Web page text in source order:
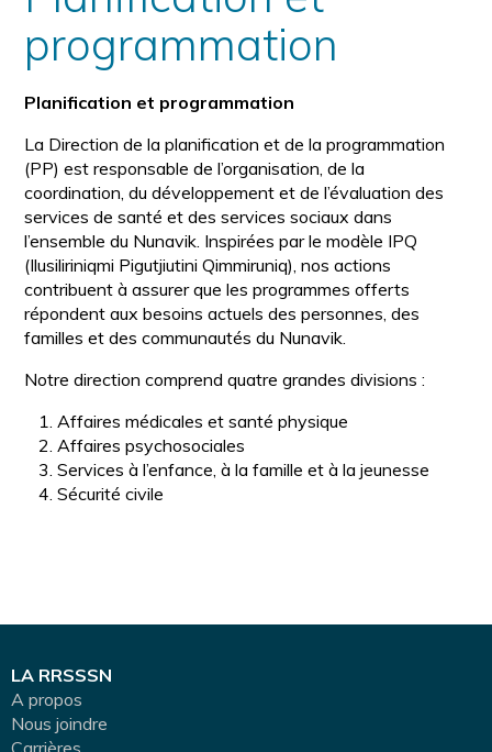
programmation
Planification et programmation
La Direction de la planification et de la programmation
(PP) est responsable de l’organisation, de la
coordination, du développement et de l’évaluation des
services de santé et des services sociaux dans
l’ensemble du Nunavik. Inspirées par le modèle IPQ
(Ilusiliriniqmi Pigutjiutini Qimmiruniq), nos actions
contribuent à assurer que les programmes offerts
répondent aux besoins actuels des personnes, des
familles et des communautés du Nunavik.
Notre direction comprend quatre grandes divisions :
Affaires médicales et santé physique
Affaires psychosociales
Services à l’enfance, à la famille et à la jeunesse
Sécurité civile
LA RRSSSN
A propos
Nous joindre
Carrières